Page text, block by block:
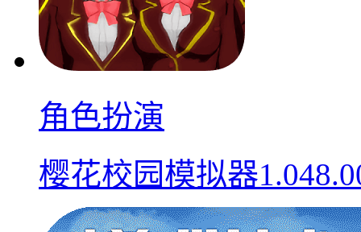
角色扮演
樱花校园模拟器